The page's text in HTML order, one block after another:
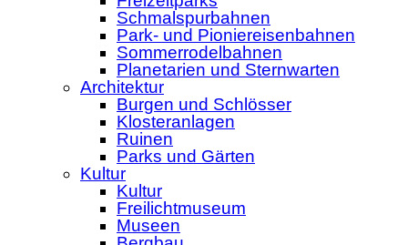
Schmalspurbahnen
Park- und Pioniereisenbahnen
Sommerrodelbahnen
Planetarien und Sternwarten
Architektur
Burgen und Schlösser
Klosteranlagen
Ruinen
Parks und Gärten
Kultur
Kultur
Freilichtmuseum
Museen